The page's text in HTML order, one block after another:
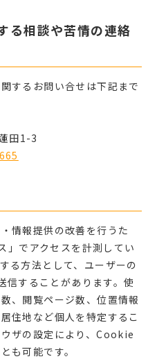
る相談や苦情の連絡
するお問い合せは下記まで
田1-3
情報提供の改善を行うた
でアクセスを計測してい
る方法として、ユーザーの
することがあります。使
、閲覧ページ数、位置情報
住地など個人を特定するこ
ザの設定により、Cookie
も可能です。